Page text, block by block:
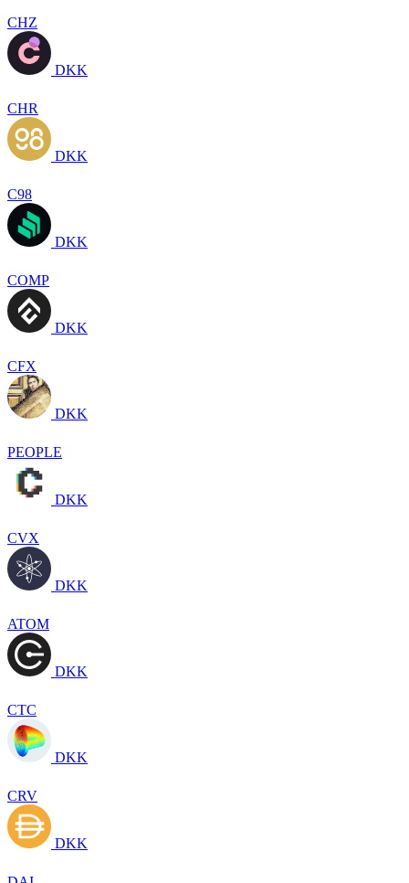
CHZ
DKK
CHR
DKK
C98
DKK
COMP
DKK
CFX
DKK
PEOPLE
DKK
CVX
DKK
ATOM
DKK
CTC
DKK
CRV
DKK